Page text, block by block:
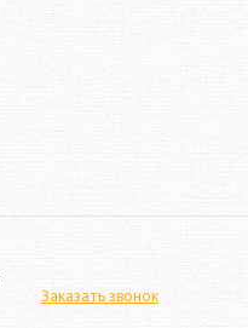
Заказать звонок